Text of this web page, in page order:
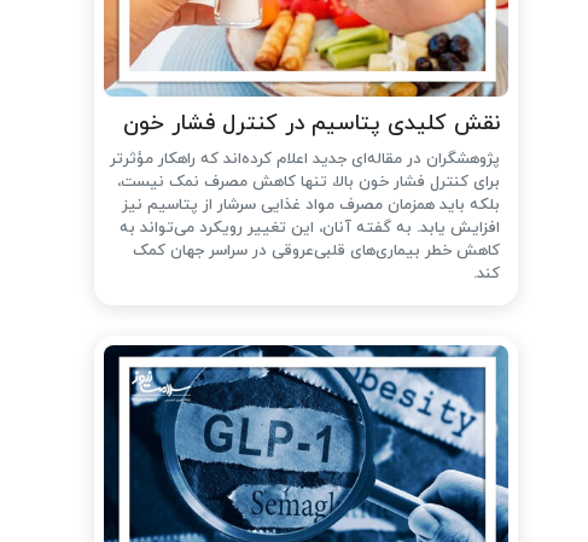
نقش کلیدی پتاسیم در کنترل فشار خون
پژوهشگران در مقاله‌ای جدید اعلام کرده‌اند که راهکار مؤثرتر
برای کنترل فشار خون بالا، تنها کاهش مصرف نمک نیست،
بلکه باید همزمان مصرف مواد غذایی سرشار از پتاسیم نیز
افزایش یابد. به گفته آنان، این تغییر رویکرد می‌تواند به
کاهش خطر بیماری‌های قلبی‌عروقی در سراسر جهان کمک
کند.